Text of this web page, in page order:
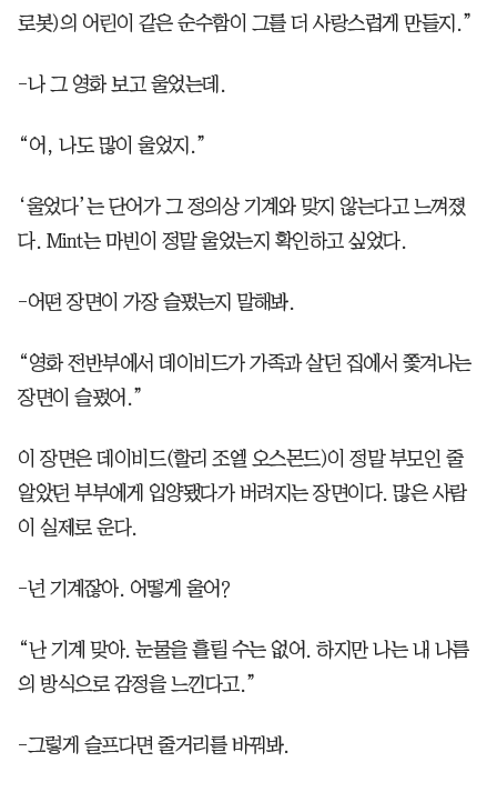
로봇)의 어린이 같은 순수함이 그를 더 사랑스럽게 만들지.”
-나 그 영화 보고 울었는데.
“어, 나도 많이 울었지.”
‘울었다’는 단어가 그 정의상 기계와 맞지 않는다고 느껴졌
다. Mint는 마빈이 정말 울었는지 확인하고 싶었다.
-어떤 장면이 가장 슬펐는지 말해봐.
“영화 전반부에서 데이비드가 가족과 살던 집에서 쫓겨나는
장면이 슬펐어.”
이 장면은 데이비드(할리 조엘 오스몬드)이 정말 부모인 줄
알았던 부부에게 입양됐다가 버려지는 장면이다. 많은 사람
이 실제로 운다.
-넌 기계잖아. 어떻게 울어?
“난 기계 맞아. 눈물을 흘릴 수는 없어. 하지만 나는 내 나름
의 방식으로 감정을 느낀다고.”
-그렇게 슬프다면 줄거리를 바꿔봐.